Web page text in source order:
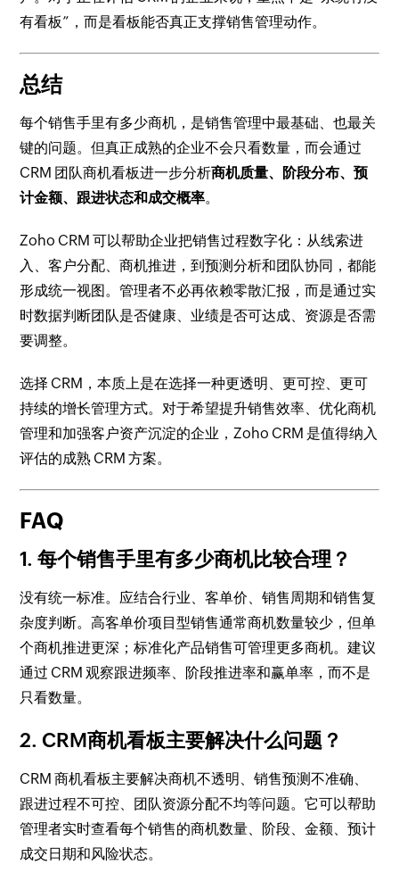
有看板”，而是看板能否真正支撑销售管理动作。
总结
每个销售手里有多少商机，是销售管理中最基础、也最关
键的问题。但真正成熟的企业不会只看数量，而会通过
CRM 团队商机看板进一步分析商机质量、阶段分布、预
计金额、跟进状态和成交概率。
Zoho CRM 可以帮助企业把销售过程数字化：从线索进
入、客户分配、商机推进，到预测分析和团队协同，都能
形成统一视图。管理者不必再依赖零散汇报，而是通过实
时数据判断团队是否健康、业绩是否可达成、资源是否需
要调整。
选择 CRM，本质上是在选择一种更透明、更可控、更可
持续的增长管理方式。对于希望提升销售效率、优化商机
管理和加强客户资产沉淀的企业，Zoho CRM 是值得纳入
评估的成熟 CRM 方案。
FAQ
1. 每个销售手里有多少商机比较合理？
没有统一标准。应结合行业、客单价、销售周期和销售复
杂度判断。高客单价项目型销售通常商机数量较少，但单
个商机推进更深；标准化产品销售可管理更多商机。建议
通过 CRM 观察跟进频率、阶段推进率和赢单率，而不是
只看数量。
2. CRM商机看板主要解决什么问题？
CRM 商机看板主要解决商机不透明、销售预测不准确、
跟进过程不可控、团队资源分配不均等问题。它可以帮助
管理者实时查看每个销售的商机数量、阶段、金额、预计
成交日期和风险状态。